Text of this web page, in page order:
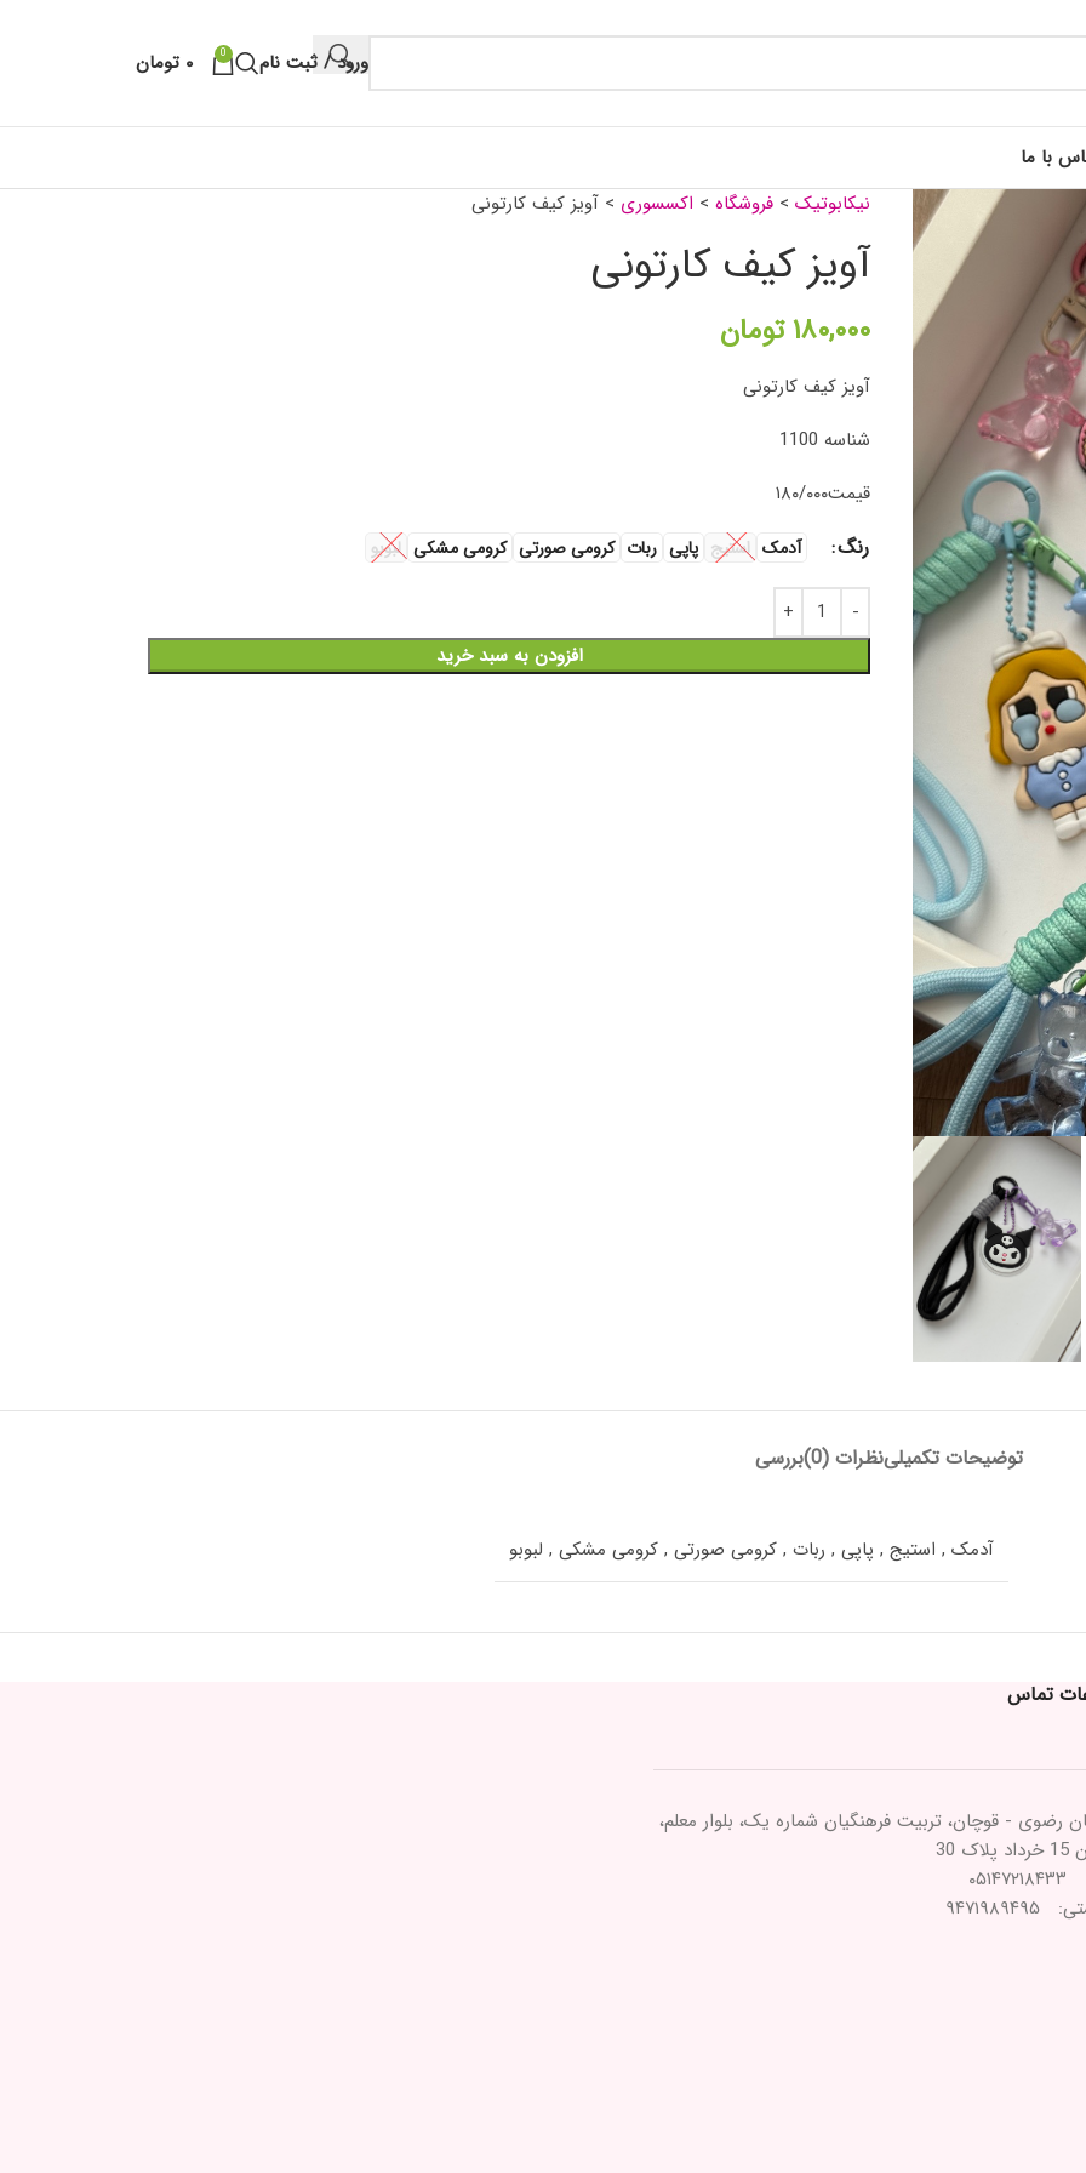
ورود / ثبت نام 0 ۰ تومان
با ما
نیکابوتیک> فروشگاه> اکسسوری > آویز کیف کارتونی
آویز کیف کارتونی
۱۸۰,۰۰۰تومان
آویز کیف‌‌ کارتونی
شناسه 1100
قیمت۱۸۰/۰۰۰
رنگ آدمک استیج پاپی ربات کرومی صورتی کرومی مشکی لبوبو
افزودن به سبد خرید
توضیحات تکمیلینظرات (0) بررسی
آدمک , استیج , پاپی , ربات , کرومی صورتی , کرومی مشکی , لبوبو
تماس
رضوی - قوچان، تربیت فرهنگیان شماره یک، بلوار معلم،
30